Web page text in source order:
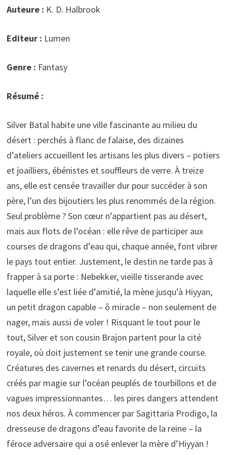
Auteure : K. D. Halbrook
Editeur : Lumen
Genre : Fantasy
Résumé :
Silver Batal habite une ville fascinante au milieu du
désert : perchés à flanc de falaise, des dizaines
d’ateliers accueillent les artisans les plus divers – potiers
et joailliers, ébénistes et souffleurs de verre. À treize
ans, elle est censée travailler dur pour succéder à son
père, l’un des bijoutiers les plus renommés de la région.
Seul problème ? Son cœur n’appartient pas au désert,
mais aux flots de l’océan : elle rêve de participer aux
courses de dragons d’eau qui, chaque année, font vibrer
le pays tout entier. Justement, le destin ne tarde pas à
frapper à sa porte : Nebekker, vieille tisserande avec
laquelle elle s’est liée d’amitié, la mène jusqu’à Hiyyan,
un petit dragon capable – ô miracle – non seulement de
nager, mais aussi de voler ! Risquant le tout pour le
tout, Silver et son cousin Brajon partent pour la cité
royale, où doit justement se tenir une grande course.
Créatures des cavernes et renards du désert, circuits
créés par magie sur l’océan peuplés de tourbillons et de
vagues impressionnantes… les pires dangers attendent
nos deux héros. À commencer par Sagittaria Prodigo, la
dresseuse de dragons d’eau favorite de la reine – la
féroce adversaire qui a osé enlever la mère d’Hiyyan !